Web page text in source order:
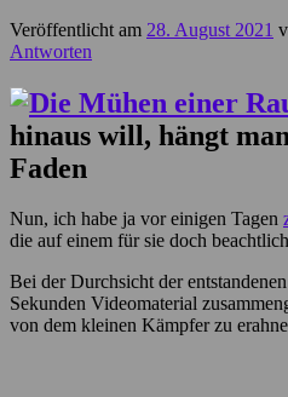
Veröffentlicht am 28. August 2021
Antworten
hinaus will, hängt
Faden
Nun, ich habe ja vor einigen Tagen
die auf einem für sie doch
Bei der Durchsicht der
Sekunden Videomaterial
von dem kleinen Kämpfer zu